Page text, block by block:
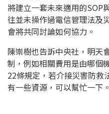
將建立一套未來適用的SOP
往並未操作過電信管理法及
會將共同討論如何協力。
陳崇樹也告訴中央社，明天
制，例如相關費用是由哪個
22條規定，若介接災害防救
有一些資源，可以幫忙一下